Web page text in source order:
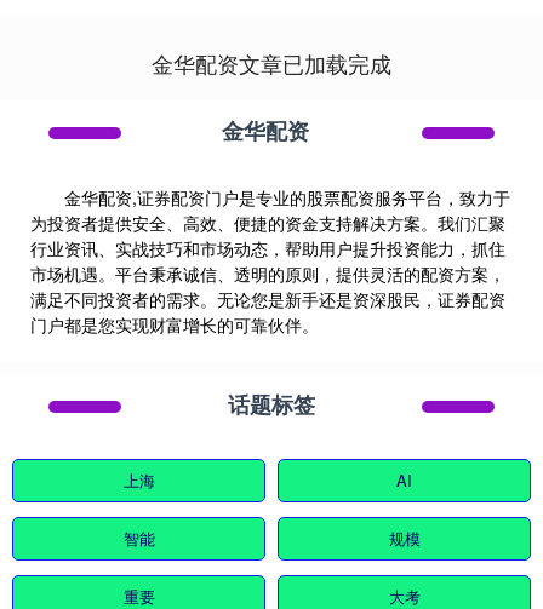
金华配资文章已加载完成
金华配资
金华配资,证券配资门户是专业的股票配资服务平台，致力于
为投资者提供安全、高效、便捷的资金支持解决方案。我们汇聚
行业资讯、实战技巧和市场动态，帮助用户提升投资能力，抓住
市场机遇。平台秉承诚信、透明的原则，提供灵活的配资方案，
满足不同投资者的需求。无论您是新手还是资深股民，证券配资
门户都是您实现财富增长的可靠伙伴。
话题标签
上海 AI
智能 规模
重要 大考